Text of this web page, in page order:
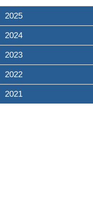
2025
2024
2023
2022
2021